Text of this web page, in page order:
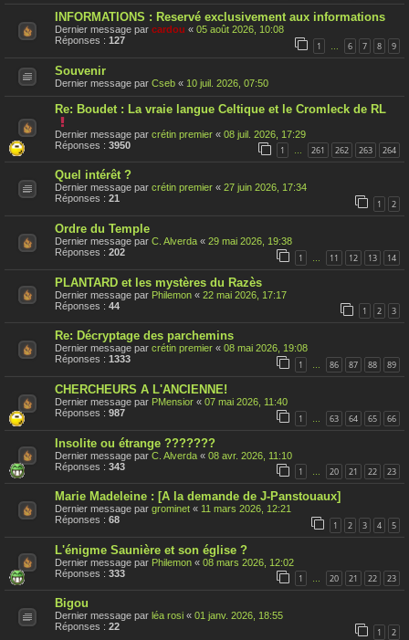
INFORMATIONS : Reservé exclusivement aux informations
Dernier message par cardou « 05 août 2026, 10:08
Réponses : 127 1 6 7 8 9
Souvenir
Dernier message par Cseb « 10 juil. 2026, 07:50
Re: Boudet : La vraie langue Celtique et le Cromleck de RL
e
s
e
t
a
é
r
a
o
r
t
Dernier message par crétin premier « 08 juil. 2026, 17:29
Réponses : 3950 1 … 261 262 263 264
Quel intérêt ?
Dernier message par crétin premier « 27 juin 2026, 17:34
Réponses : 21 1 2
Ordre du Temple
Dernier message par C. Alverda « 29 mai 2026, 19:38
Réponses : 202 1 11 12 13 14
PLANTARD et les mystères du Razès
Dernier message par Philemon « 22 mai 2026, 17:17
Réponses : 44 1 2 3
Re: Décryptage des parchemins
Dernier message par crétin premier « 08 mai 2026, 19:08
Réponses : 1333 1 86 87 88 89
CHERCHEURS A L'ANCIENNE!
Dernier message par PMensior « 07 mai 2026, 11:40
Réponses : 987 1 63 64 65 66
Insolite ou étrange ???????
Dernier message par C. Alverda « 08 avr. 2026, 11:10
Réponses : 343 1 … 20 21 22 23
Marie Madeleine : [A la demande de J-Panstouaux]
Dernier message par grominet « 11 mars 2026, 12:21
Réponses : 68 1 2 3 4 5
L'énigme Saunière et son église ?
Dernier message par Philemon « 08 mars 2026, 12:02
Réponses : 333 1 … 20 21 22 23
Bigou
Dernier message par léa rosi « 01 janv. 2026, 18:55
Réponses : 22 1 2